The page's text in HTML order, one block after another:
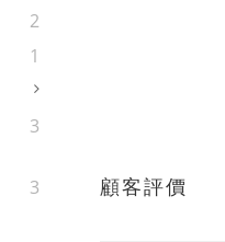
2
1
3
3 顧客評價